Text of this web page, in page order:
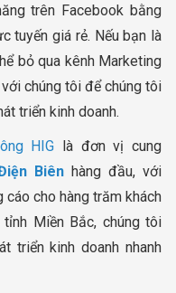
trên Facebook bằng
tuyến giá rẻ. Nếu bạn là
bỏ qua kênh Marketing
chúng tôi để chúng tôi
triển kinh doanh.
HIG là đơn vị cung
Biên hàng đầu, với
cáo cho hàng trăm khách
Miền Bắc, chúng tôi
triển kinh doanh nhanh